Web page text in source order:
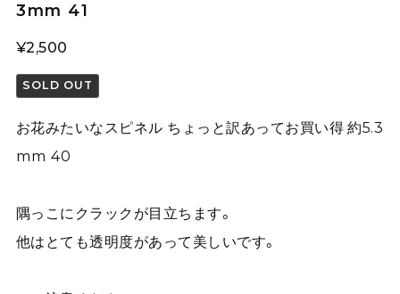
3mm 41
¥2,500
SOLD OUT
お花みたいなスピネル ちょっと訳あってお買い得 約5.3
mm 40
隅っこにクラックが目立ちます。
他はとても透明度があって美しいです。